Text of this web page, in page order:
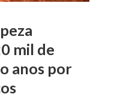
mil de
anos por